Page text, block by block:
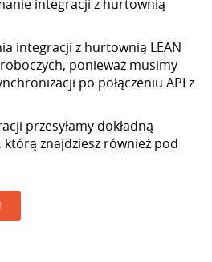
integracji z hurtownią
integracji z hurtownią LEAN
ponieważ musimy
po połączeniu API z
przesyłamy dokładną
znajdziesz również pod